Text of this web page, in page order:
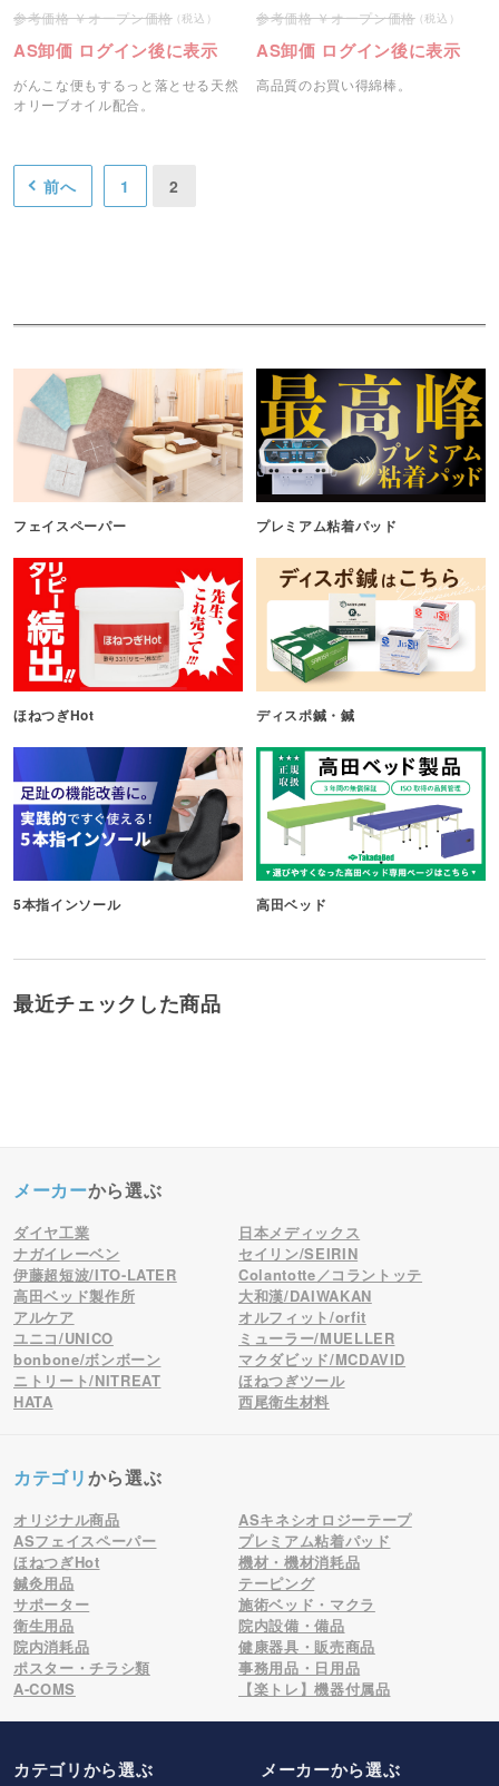
オープン価格
AS卸価 ログイン後に表示
がんこな便もするっと落とせる天然
オリーブオイル配合。
オープン価格
AS卸価 ログイン後に表示
高品質のお買い得綿棒。
前へ 1 2
フェイスペーパー プレミアム粘着パッド
ほねつぎHot ディスポ鍼・鍼
5本指インソール 高田ベッド
最近チェックした商品
メーカーから選ぶ
ダイヤ工業
日本メディックス
ナガイレーベン
セイリン/SEIRIN
伊藤超短波/ITO-LATER
Colantotte／コラントッテ
高田ベッド製作所
大和漢/DAIWAKAN
アルケア
オルフィット/orfit
ユニコ/UNICO
ミューラー/MUELLER
bonbone/ボンボーン
マクダビッド/MCDAVID
ニトリート/NITREAT
ほねつぎツール
HATA
西尾衛生材料
カテゴリから選ぶ
オリジナル商品
ASキネシオロジーテープ
ASフェイスペーパー
プレミアム粘着パッド
ほねつぎHot
機材・機材消耗品
鍼灸用品
テーピング
サポーター
施術ベッド・マクラ
衛生用品
院内設備・備品
院内消耗品
健康器具・販売商品
ポスター・チラシ類
事務用品・日用品
A-COMS
【楽トレ】機器付属品
カテゴリから選ぶ メーカーから選ぶ